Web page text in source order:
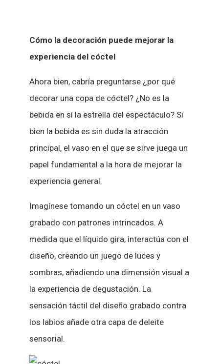
Cómo la decoración puede mejorar la
experiencia del cóctel
Ahora bien, cabría preguntarse ¿por qué
decorar una copa de cóctel? ¿No es la
bebida en sí la estrella del espectáculo? Si
bien la bebida es sin duda la atracción
principal, el vaso en el que se sirve juega un
papel fundamental a la hora de mejorar la
experiencia general.
Imagínese tomando un cóctel en un vaso
grabado con patrones intrincados. A
medida que el líquido gira, interactúa con el
diseño, creando un juego de luces y
sombras, añadiendo una dimensión visual a
la experiencia de degustación. La
sensación táctil del diseño grabado contra
los labios añade otra capa de deleite
sensorial.